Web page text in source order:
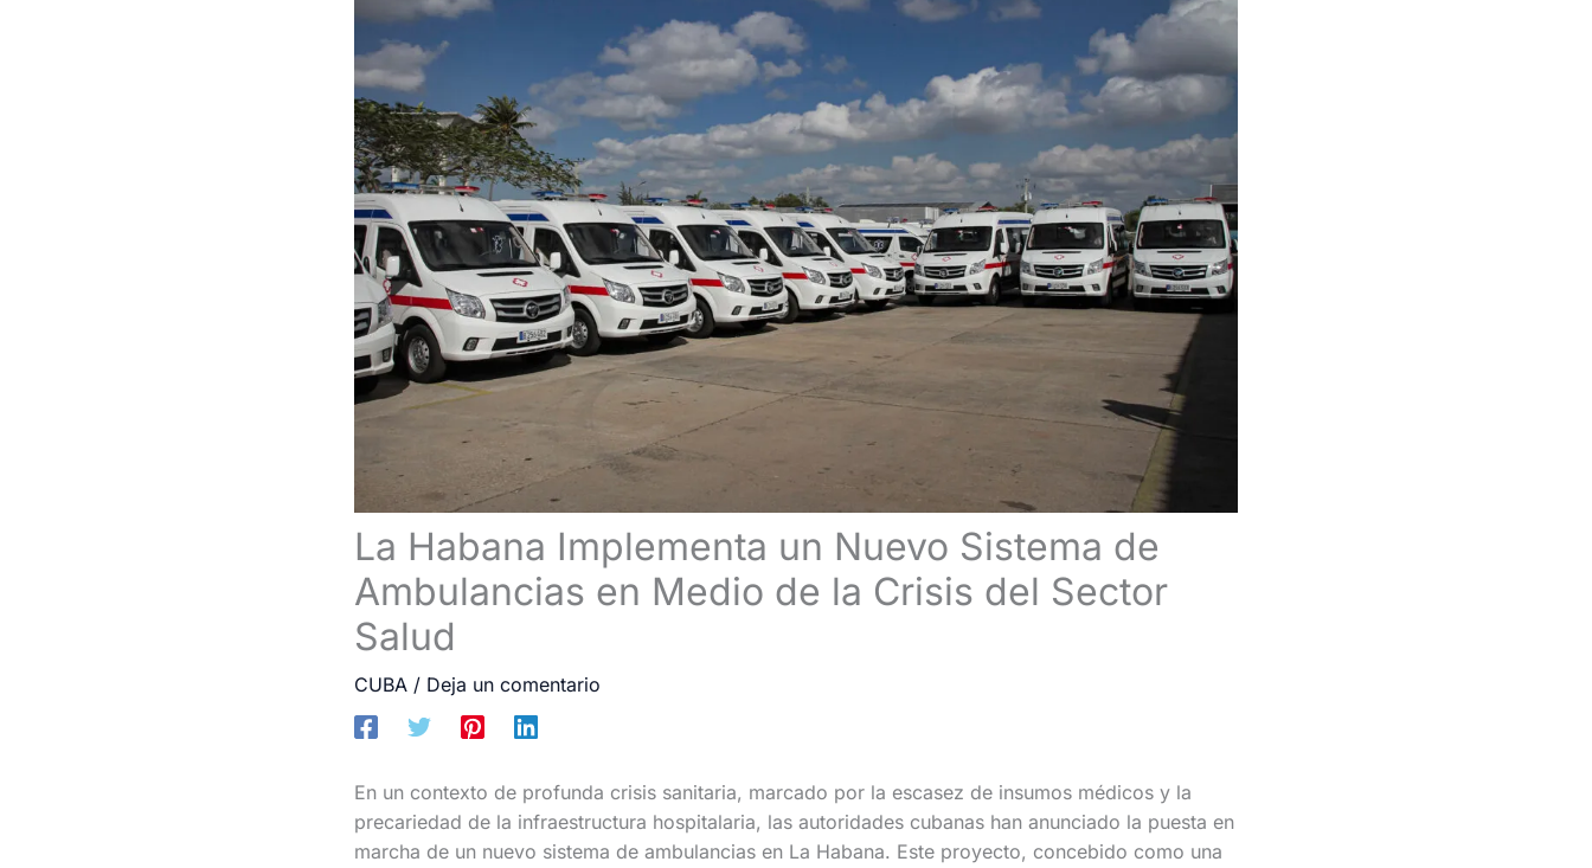
La Habana Implementa un Nuevo Sistema de
Ambulancias en Medio de la Crisis del Sector
Salud
CUBA/ Deja un comentario
En un contexto de profunda crisis sanitaria, marcado por la escasez de insumos médicos y la
precariedad de la infraestructura hospitalaria, las autoridades cubanas han anunciado la puesta en
marcha de un nuevo sistema de ambulancias en La Habana. Este proyecto, concebido como una